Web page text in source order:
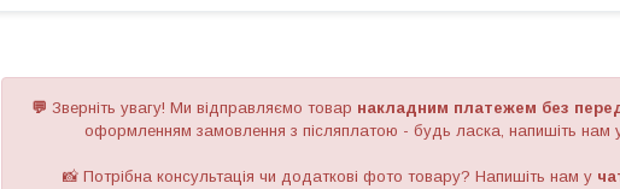
💬 Зверніть увагу! Ми відправляємо товар накладним платежем без
оформленням замовлення з післяплатою - будь ласка, напишіть
📸 Потрібна консультація чи додаткові фото товару? Напишіть нам у